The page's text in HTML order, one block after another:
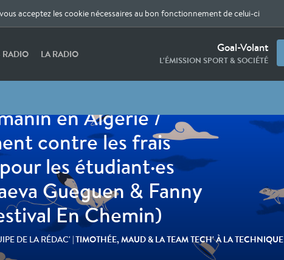
acceptez les cookie nécessaires au bon fonctionnement de celui-ci
RADIO LA RADIO Goal-Volant
L'ÉMISSION SPORT & SOCIÉTÉ
en Algérie /
contre les frais
les étudiant·es
Gueguen & Fanny
En Chemin)
DE LA RÉDAC' | TIMOTHÉE, MAUD & LA TEAM TECH' À LA TECHNIQUE